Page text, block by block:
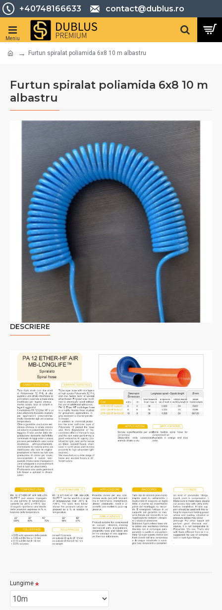
+40748166633 contact@dublus.ro
Furtun spiralat poliamida 6x8 10 m albastru
Furtun spiralat poliamida 6x8 10 m
albastru
DESCRIERE
Lungime